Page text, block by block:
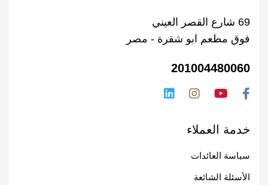
69 شارع القصر العيني
فوق مطعم ابو شقرة - مصر
201004480060
خدمة العملاء
سياسة العائدات
الأسئلة الشائعة